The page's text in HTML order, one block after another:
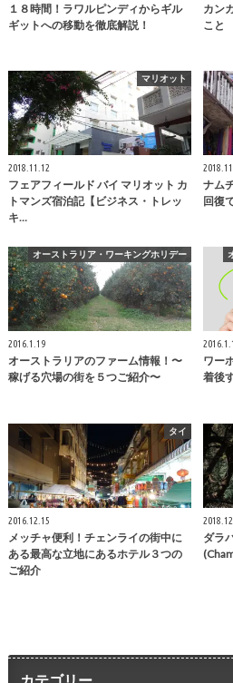
１８時間！ラワルピンディからギル
ギットへの移動を徹底解説！
カン
こと
マリオット
2018.11.12
フェアフィールド バイ マリオット カ
トマンズ宿泊記【ビジネス・トレッ
キ…
ナム
回復
オーストラリア・ワーキングホリデー
2016.1.19
オーストラリアのファーム情報！〜
稼げる穴場の街を５つご紹介〜
ワー
着後
タイ
2016.12.15
メッチャ便利！チェンライの街中に
ある最高な立地にあるホテル３つの
ご紹介
ダラ